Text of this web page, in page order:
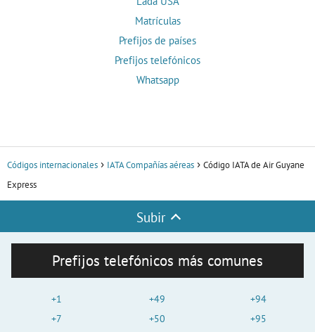
Matrículas
Prefijos de países
Prefijos telefónicos
Whatsapp
Códigos internacionales IATA Compañías aéreas
Código IATA de Air Guyane
Express
Subir
Prefijos telefónicos más comunes
+1
+7
+49
+50
+94
+95